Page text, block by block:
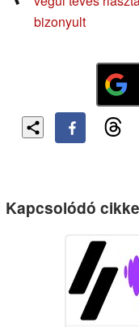
bizonyult
Kapcsolódó